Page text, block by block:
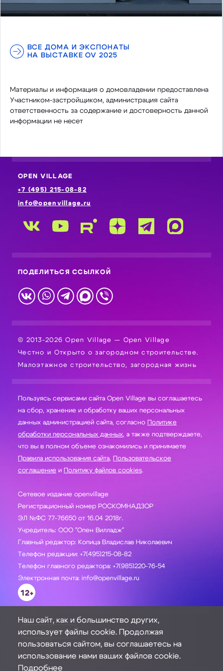
ВСЕ ДОМА И ЭКСПОНАТЫ
НА ВЫСТАВКЕ OV 2025
Материалы и информация о домовладении предоставлена
Участником-застройщиком, администрация сайта
ответственность за содержание и достоверность данной
информации не несет
OPEN VILLAGE
+7 (495) 215-08-82
info@openvillage.ru
ПОДЕЛИТЬСЯ ССЫЛКОЙ
© 2013-2026 Open Village — Open Village
Честно и Открыто о загородном строительстве.
Малоэтажное строительство, загородная жизнь
Пользуясь сервисами сайта Open Village вы соглашаетесь
на сбор, хранение и обработку ваших персональных
данных администрацией сайта, согласно Политике
обработки персональных данных, а также подтверждаете,
что вы в полном объеме ознакомились и принимаете
Правила использования сайта, Пользовательское
соглашение и Политику файлов cookies.
Сетевое издание openvillage
Регистрационный номер РОСКОМНАДЗОР
ЭЛ №ФС 77-76650 от 16.04 2018г.
Учредитель: ООО "Опен Вилладж"
Главный редактор: Копица Владислав Николаевич
Телефон редакции: +7(495)215-08-82
Телефон главного редактора: +7(985)220-76-54
Электронная почта: info@openvillage.ru
12+
ЗАДАТЬ ВОПРОС
Наш сайт, как и большинство других,
использует файлы cookie. Продолжая
пользоваться сайтом, вы соглашаетесь на
использование нами ваших файлов cookie.
Подробнее